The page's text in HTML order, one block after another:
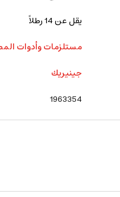
يقل عن 14 رطلاً
مستلزمات وأدوات
جينيريك
1963354